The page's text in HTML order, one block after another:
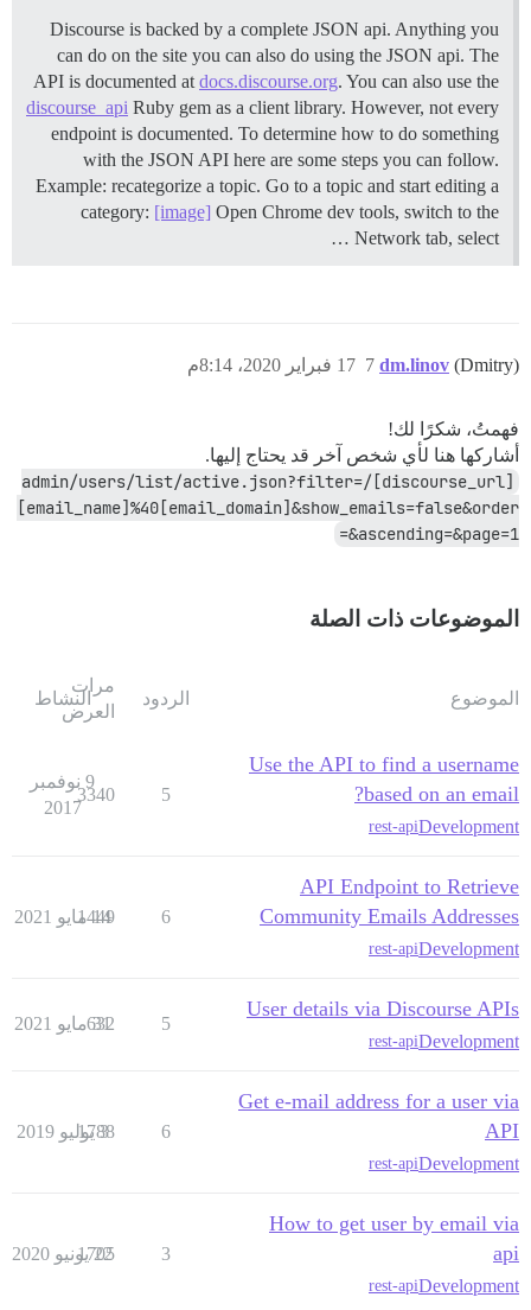
Discourse is backed by a complete JSON api. Anything you
can do on the site you can also do using the JSON api. The
API is documented at docs.discourse.org. You can also use the
discourse_api Ruby gem as a client library. However, not every
endpoint is documented. To determine how to do something
with the JSON API here are some steps you can follow.
Example: recategorize a topic. Go to a topic and start editing a
category: [image] Open Chrome dev tools, switch to the
Network tab, select …
dm.linov (Dmitry) 17 فبراير 2020، 8:14م 7
فهمتُ، شكرًا لك!
أشاركها هنا لأي شخص آخر قد يحتاج إليها.
[discourse_url]/admin/users/list/active.json?filter=
[email_name]%40[email_domain]&show_emails=false&order
=&ascending=&page=1
الموضوعات ذات الصلة
الموضوع الردود
مرات
العرض
النشاط
Use the API to find a username
based on an email?
Development
rest-api
5
3340
9 نوفمبر
2017
API Endpoint to Retrieve
Community Emails Addresses
Development
rest-api
6
1449
14 مايو 2021
User details via Discourse APIs
Development
rest-api
5
632
31 مايو 2021
Get e-mail address for a user via
API
Development
rest-api
6
1788
3 يوليو 2019
How to get user by email via
api
Development
rest-api
3
1705
22 يونيو 2020